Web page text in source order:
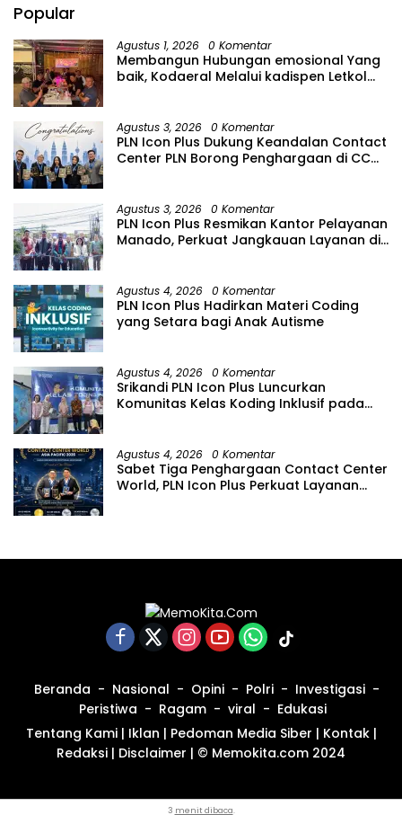
Popular
Agustus 1, 2026 0 Komentar
Membangun Hubungan emosional Yang
baik, Kodaeral Melalui kadispen Letkol
suasana Santai lebih Dekat Dan
Harmonis.
Agustus 3, 2026 0 Komentar
PLN Icon Plus Dukung Keandalan Contact
Center PLN Borong Penghargaan di CCW
Agustus 3, 2026 0 Komentar
PLN Icon Plus Resmikan Kantor Pelayanan
Manado, Perkuat Jangkauan Layanan di
Agustus 4, 2026 0 Komentar
PLN Icon Plus Hadirkan Materi Coding
yang Setara bagi Anak Autisme
Agustus 4, 2026 0 Komentar
Srikandi PLN Icon Plus Luncurkan
Komunitas Kelas Koding Inklusif pada
Agustus 4, 2026 0 Komentar
Sabet Tiga Penghargaan Contact Center
World, PLN Icon Plus Perkuat Layanan
Beranda Nasional Opini Polri
Investigasi
Peristiwa
Ragam viral
Edukasi
Tentang Kami| Iklan | Pedoman Media Siber | Kontak|
Redaksi | Disclaimer | © Memokita.com 2024
3 menit dibaca.